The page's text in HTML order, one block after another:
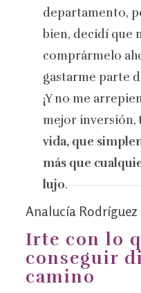
departamento,
bien, decidí que
comprármelo
gastarme parte
¡Y no me
mejor inversión,
vida, que
más que
lujo.
Analucía Rodríguez
Irte con lo
conseguir
camino